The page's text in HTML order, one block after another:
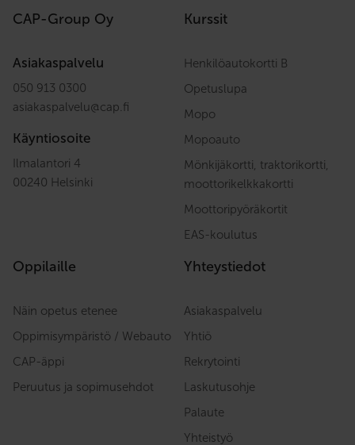
CAP-Group Oy
Asiakaspalvelu
050 913 0300
asiakaspalvelu@cap.fi
Käyntiosoite
Ilmalantori 4
00240 Helsinki
Kurssit
Henkilöautokortti B
Opetuslupa
Mopo
Mopoauto
Mönkijäkortti, traktorikortti,
moottorikelkkakortti
Moottoripyöräkortit
EAS-koulutus
Oppilaille
Näin opetus etenee
Oppimisympäristö / Webauto
CAP-äppi
Peruutus ja sopimusehdot
Yhteystiedot
Asiakaspalvelu
Yhtiö
Rekrytointi
Laskutusohje
Palaute
Yhteistyö